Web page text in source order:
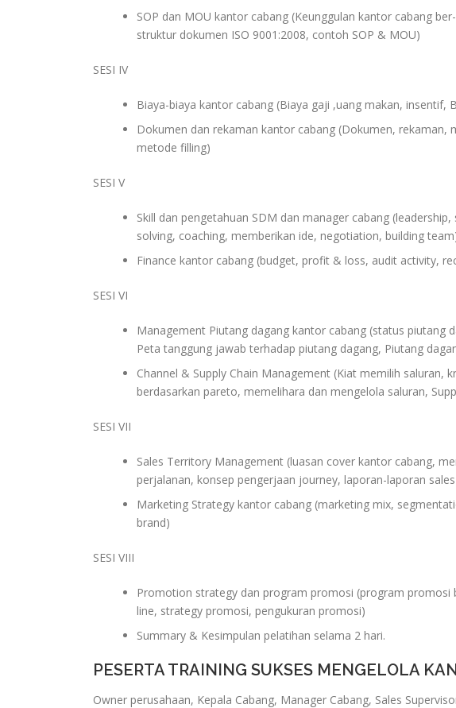
SOP dan MOU kantor cabang (Keunggulan kantor cabang
struktur dokumen ISO 9001:2008, contoh SOP & MOU)
SESI IV
Biaya-biaya kantor cabang (Biaya gaji ,uang makan, insentif,
Dokumen dan rekaman kantor cabang (Dokumen, rekaman,
metode filling)
SESI V
Skill dan pengetahuan SDM dan manager cabang
solving, coaching, memberikan ide, negotiation, building
Finance kantor cabang (budget, profit & loss, audit activity,
SESI VI
Management Piutang dagang kantor cabang (status piutang
Peta tanggung jawab terhadap piutang dagang, Piutang
Channel & Supply Chain Management (Kiat memilih saluran,
berdasarkan pareto, memelihara dan mengelola saluran,
SESI VII
Sales Territory Management (luasan cover kantor cabang,
perjalanan, konsep pengerjaan journey, laporan-laporan
Marketing Strategy kantor cabang (marketing mix,
brand)
SESI VIII
Promotion strategy dan program promosi (program
line, strategy promosi, pengukuran promosi)
Summary & Kesimpulan pelatihan selama 2 hari.
PESERTA TRAINING SUKSES MENGELOLA
Owner perusahaan, Kepala Cabang, Manager Cabang, Sales